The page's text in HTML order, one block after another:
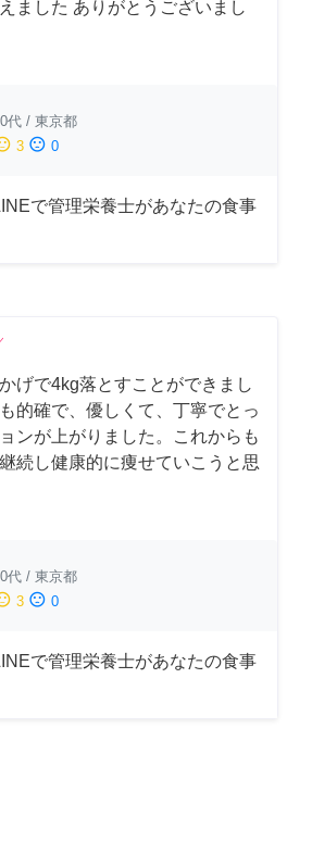
ました ありがとうございまし
代 / 東京都
3 sentiment_dissatisfied 0
で管理栄養士があなたの食事
げで4kg落とすことができまし
的確で、優しくて、丁寧でとっ
ンが上がりました。これからも
続し健康的に痩せていこうと思
代 / 東京都
3 sentiment_dissatisfied 0
で管理栄養士があなたの食事